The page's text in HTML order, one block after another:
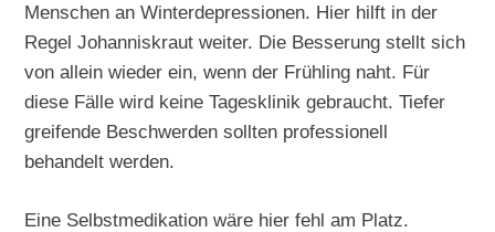
Menschen an Winterdepressionen. Hier hilft in der
Regel Johanniskraut weiter. Die Besserung stellt sich
von allein wieder ein, wenn der Frühling naht. Für
diese Fälle wird keine Tagesklinik gebraucht. Tiefer
greifende Beschwerden sollten professionell
behandelt werden.
Eine Selbstmedikation wäre hier fehl am Platz.